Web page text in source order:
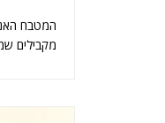
המטבח
מקבילים